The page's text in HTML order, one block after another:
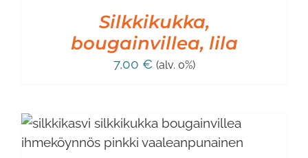
Silkkikukka,
bougainvillea, lila
7,00 € (alv. 0%)